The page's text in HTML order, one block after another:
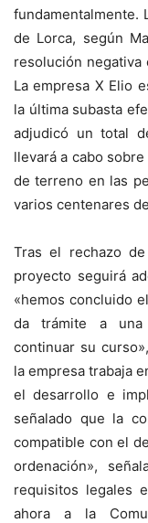
fundamentalmente.
de Lorca, según
resolución
La empresa X Elio
la última subasta
adjudicó un total
llevará a cabo
de terreno en las
varios centenares
Tras el rechazo
proyecto seguirá
«hemos concluido
da trámite a una
continuar su
la empresa trabaja
el desarrollo e
señalado que la
compatible con el
ordenación»,
requisitos legales
ahora a la